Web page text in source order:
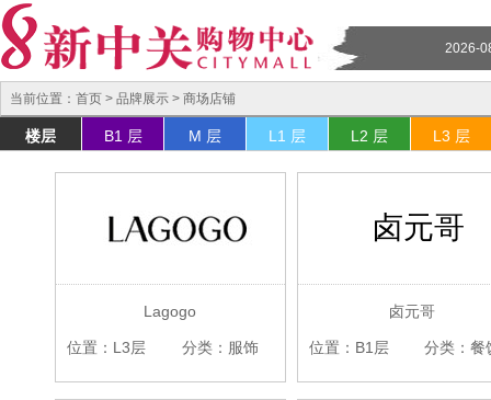
2026-
当前位置： 首页 > 品牌展示 > 商场店铺
楼层 B1 层 M 层 L1 层 L2 层 L3 层
Lagogo
位置：L3层 分类：服饰
卤元哥
卤元哥
位置：B1层 分类：餐